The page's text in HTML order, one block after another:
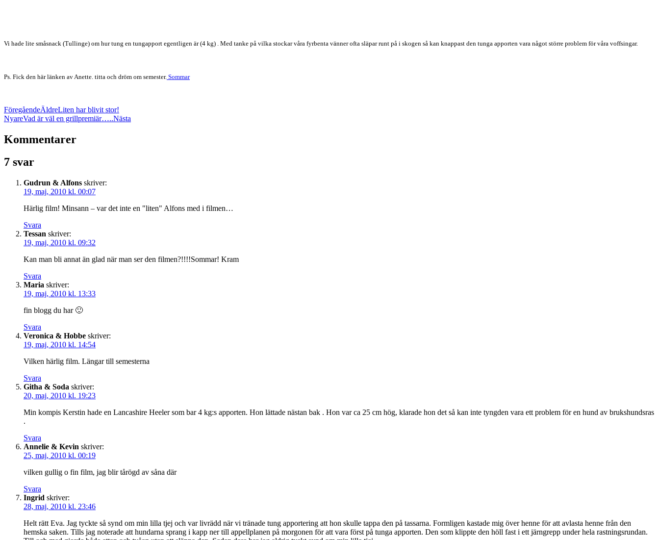
Vi hade lite småsnack (Tullinge) om hur tung en tungapport egentligen är (4 kg) . Med tanke på vilka stockar våra fyrbenta vänner ofta släpar runt på i skogen så kan knappast den tunga apporten vara något större problem för våra voffsingar.
Ps. Fick den här länken av Anette. titta och dröm om semester. Sommar
FöregåendeÄldreLiten har blivit stor!
NyareVad är väl en grillpremiär…..Nästa
Kommentarer
7 svar
Gudrun & Alfons skriver:
19, maj, 2010 kl. 00:07
Härlig film! Minsann – var det inte en "liten" Alfons med i filmen…
Svara
Tessan skriver:
19, maj, 2010 kl. 09:32
Kan man bli annat än glad när man ser den filmen?!!!!Sommar! Kram
Svara
Maria skriver:
19, maj, 2010 kl. 13:33
fin blogg du har 🙂
Svara
Veronica & Hobbe skriver:
19, maj, 2010 kl. 14:54
Vilken härlig film. Längar till semesterna
Svara
Githa & Soda skriver:
20, maj, 2010 kl. 19:23
Min kompis Kerstin hade en Lancashire Heeler som bar 4 kg:s apporten. Hon lättade nästan bak . Hon var ca 25 cm hög, klarade hon det så kan inte tyngden vara ett problem för en hund av brukshundsras
.
Svara
Annelie & Kevin skriver:
25, maj, 2010 kl. 00:19
vilken gullig o fin film, jag blir tårögd av såna där
Svara
Ingrid skriver:
28, maj, 2010 kl. 23:46
Helt rätt Eva. Jag tyckte så synd om min lilla tjej och var livrädd när vi tränade tung apportering att hon skulle tappa den på tassarna. Formligen kastade mig över henne för att avlasta henne från den
hemska saken. Tills jag noterade att hundarna sprang i kapp ner till appellplanen på morgonen för att vara först på tunga apporten. Den som klippte den höll fast i ett järngrepp under hela rastningsrundan.